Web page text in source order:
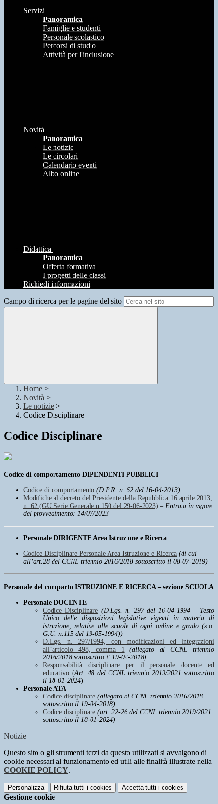
Servizi
Panoramica
Famiglie e studenti
Personale scolastico
Percorsi di studio
Attività per l'inclusione
Novità
Panoramica
Le notizie
Le circolari
Calendario eventi
Albo online
Didattica
Panoramica
Offerta formativa
I progetti delle classi
Richiedi informazioni
Campo di ricerca per le pagine del sito
Home >
Novità >
Le notizie >
Codice Disciplinare
Codice Disciplinare
Codice di comportamento DIPENDENTI PUBBLICI
Codice di comportamento (D.P.R. n. 62 del 16-04-2013)
Modifiche al decreto del Presidente della Repubblica 16 aprile 2013,
n. 62 (GU Serie Generale n.150 del 29-06-2023) – Entrata in vigore
del provvedimento: 14/07/2023
Personale DIRIGENTE Area Istruzione e Ricerca
Codice Disciplinare Personale Area Istruzione e Ricerca (di cui
all’art.28 del CCNL triennio 2016/2018 sottoscritto il 08-07-2019)
Personale del comparto ISTRUZIONE E RICERCA – sezione SCUOLA
Personale DOCENTE
Codice Disciplinare (D.Lgs. n. 297 del 16-04-1994 – Testo
Unico delle disposizioni legislative vigenti in materia di
istruzione, relative alle scuole di ogni ordine e grado (s.o.
G.U. n.115 del 19-05-1994))
D.Lgs. n. 297/1994, con modificazioni ed integrazioni
all’articolo 498, comma 1
(allegato al CCNL triennio
2016/2018 sottoscritto il 19-04-2018)
Responsabilità disciplinare per il personale docente ed
educativo (Art. 48 del CCNL triennio 2019/2021 sottoscritto
il 18-01-2024)
Personale ATA
Codice disciplinare (allegato al CCNL triennio 2016/2018
sottoscritto il 19-04-2018)
Codice disciplinare (art. 22-26 del CCNL triennio 2019/2021
sottoscritto il 18-01-2024)
Notizie
Questo sito o gli strumenti terzi da questo utilizzati si avvalgono di
cookie necessari al funzionamento ed utili alle finalità illustrate nella
COOKIE POLICY.
Personalizza Rifiuta tutti i cookies Accetta tutti i cookies
Gestione cookie